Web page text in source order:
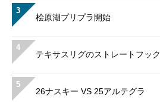
3
桧原湖プリプラ開始
4
テキサスリグのストレートフック
5
26ナスキー VS 25アルテグラ